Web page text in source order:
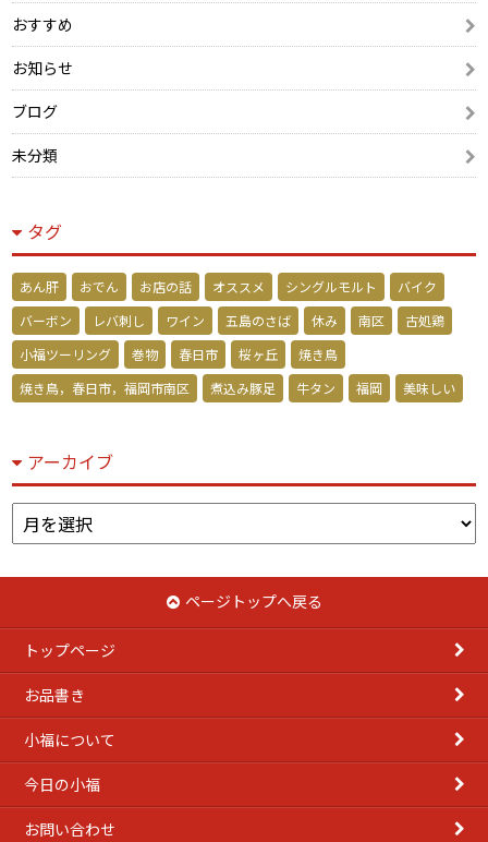
おすすめ
お知らせ
ブログ
未分類
タグ
あん肝 おでん お店の話 オススメ シングルモルト
バイク
バーボン
レバ刺し ワイン 五島のさば 休み 南区
古処鶏
小福ツーリング
巻物 春日市 桜ヶ丘
焼き鳥
焼き鳥，春日市，福岡市南区
煮込み豚足 牛タン 福岡 美味しい
アーカイブ
ア
ー
ブ
ページトップへ戻る
トップページ
お品書き
小福について
今日の小福
お問い合わせ